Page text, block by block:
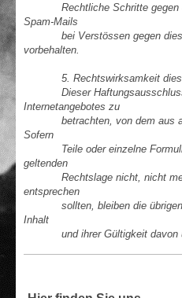
Rechtliche Schritte gegen
Spam-Mails
bei Verstössen gegen
vorbehalten.
5. Rechtswirksamkeit
Dieser Haftungsausschluss
Internetangebotes zu
betrachten, von dem aus auf
Sofern
Teile oder einzelne
geltenden
Rechtslage nicht, nicht
entsprechen
sollten, bleiben die übrigen
Inhalt
und ihrer Gültigkeit davon